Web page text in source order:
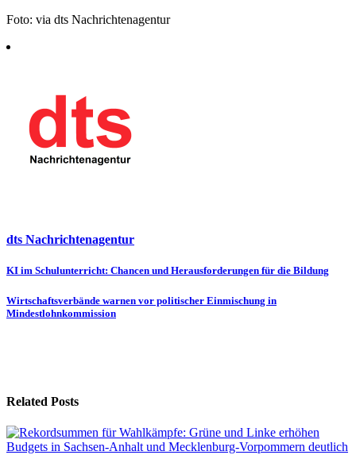
Foto: via dts Nachrichtenagentur
dts Nachrichtenagentur
Beitragsnavigation
KI im Schulunterricht: Chancen und Herausforderungen für die Bildung
Wirtschaftsverbände warnen vor politischer Einmischung in
Mindestlohnkommission
Related Posts